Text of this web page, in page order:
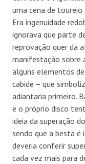
uma cena de
Era ingenuidade
ignorava que parte
reprovação quer da
manifestação sobre
alguns elementos
cabide – que
adiantaria primeiro.
e o próprio disco
ideia da superação
sendo que a besta
deveria conferir
cada vez mais para